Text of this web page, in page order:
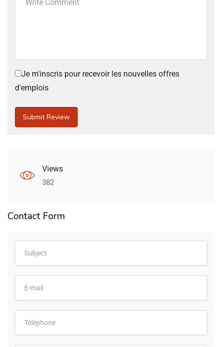
Je m'inscris pour recevoir les nouvelles offres
d'emplois
Views
382
Contact Form